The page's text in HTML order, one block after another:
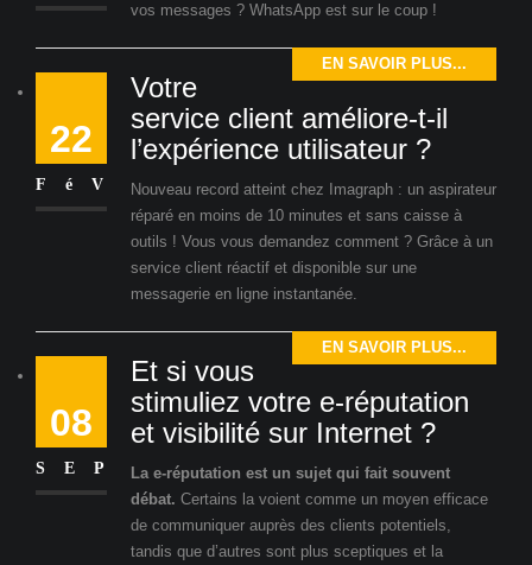
vos messages ? WhatsApp est sur le coup !
EN SAVOIR PLUS...
22
FéV
Votre
service client améliore-t-il
l’expérience utilisateur ?
Nouveau record atteint chez Imagraph : un aspirateur
réparé en moins de 10 minutes et sans caisse à
outils ! Vous vous demandez comment ? Grâce à un
service client réactif et disponible sur une
messagerie en ligne instantanée.
EN SAVOIR PLUS...
08
SEP
Et si vous
stimuliez votre e-réputation
et visibilité sur Internet ?
La e-réputation est un sujet qui fait souvent
débat. Certains la voient comme un moyen efficace
de communiquer auprès des clients potentiels,
tandis que d’autres sont plus sceptiques et la